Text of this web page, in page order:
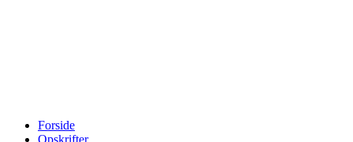
Forside
Opskrifter